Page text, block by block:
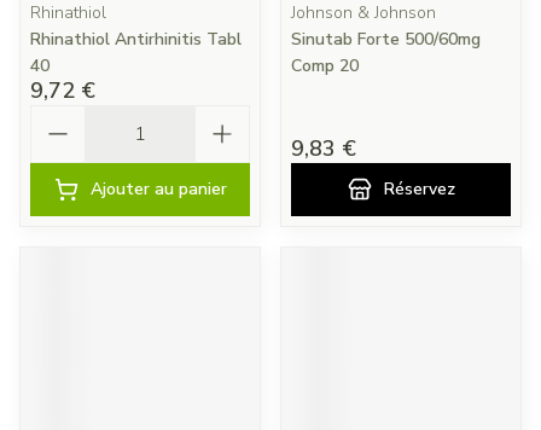
Rhinathiol
Rhinathiol Antirhinitis Tabl
40
9,72 €
Ajouter au panier
Johnson & Johnson
Sinutab Forte 500/60mg
Comp 20
9,83 €
Réservez